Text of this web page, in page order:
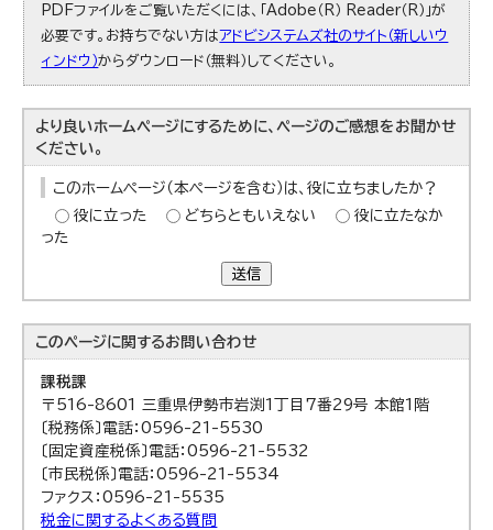
PDFファイルをご覧いただくには、「Adobe（R） Reader（R）」が
必要です。お持ちでない方は アドビシステムズ社のサイト（新しいウ
ィンドウ）からダウンロード（無料）してください。
より良いホームページにするために、ページのご感想をお聞かせ
ください。
このホームページ（本ページを含む）は、役に立ちましたか？
役に立った
どちらともいえない
役に立たなか
った
送信
このページに関するお問い合わせ
課税課
〒516-8601 三重県伊勢市岩渕1丁目7番29号 本館1階
〔税務係〕電話：0596-21-5530
〔固定資産税係〕電話：0596-21-5532
〔市民税係〕電話：0596-21-5534
ファクス：0596-21-5535
税金に関するよくある質問